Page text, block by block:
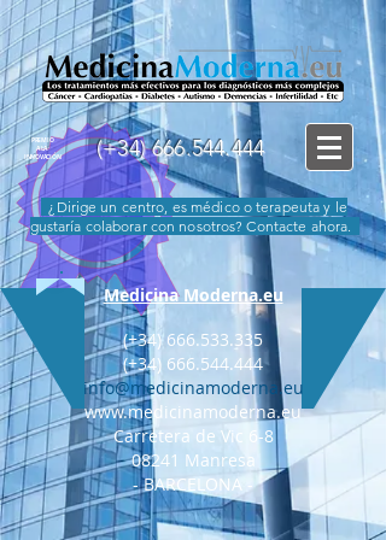
PREMIO
A LA
INNOVACIÓN
(+34)666.544.444
¿Dirige un centro, es médico o terapeuta y le
gustaría colaborar con nosotros? Contacte ahora.
Medicina Moderna.eu
(+34)666.533.335
(+34) 666.544.444
info@medicinamoderna.eu
www.medicinamoderna.eu
Carretera de Vic 6-8
08241 Manresa
- BARCELONA -